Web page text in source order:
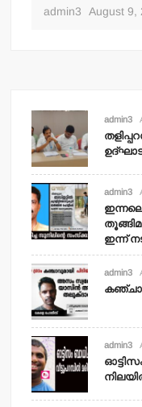
admin3 August 9,
admin3
admin3
ഇന്ന്
admin3
admin3